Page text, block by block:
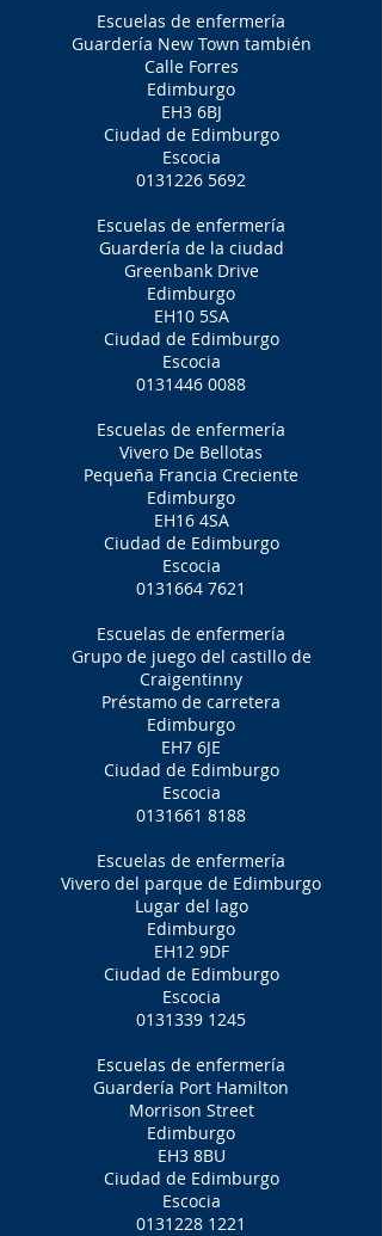
Escuelas de enfermería
Guardería New Town también
Calle Forres
Edimburgo
EH3 6BJ
Ciudad de Edimburgo
Escocia
0131226 5692
Escuelas de enfermería
Guardería de la ciudad
Greenbank Drive
Edimburgo
EH10 5SA
Ciudad de Edimburgo
Escocia
0131446 0088
Escuelas de enfermería
Vivero De Bellotas
Pequeña Francia Creciente
Edimburgo
EH16 4SA
Ciudad de Edimburgo
Escocia
0131664 7621
Escuelas de enfermería
Grupo de juego del castillo de
Craigentinny
Préstamo de carretera
Edimburgo
EH7 6JE
Ciudad de Edimburgo
Escocia
0131661 8188
Escuelas de enfermería
Vivero del parque de Edimburgo
Lugar del lago
Edimburgo
EH12 9DF
Ciudad de Edimburgo
Escocia
0131339 1245
Escuelas de enfermería
Guardería Port Hamilton
Morrison Street
Edimburgo
EH3 8BU
Ciudad de Edimburgo
Escocia
0131228 1221